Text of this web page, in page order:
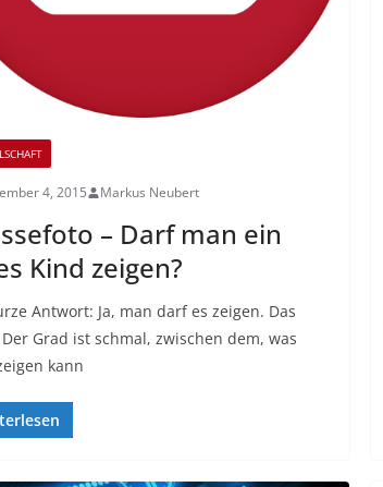
4, 2015 Markus Neubert
– Darf man ein
Kind zeigen?
Antwort: Ja, man darf es zeigen. Das
Grad ist schmal, zwischen dem, was
kann